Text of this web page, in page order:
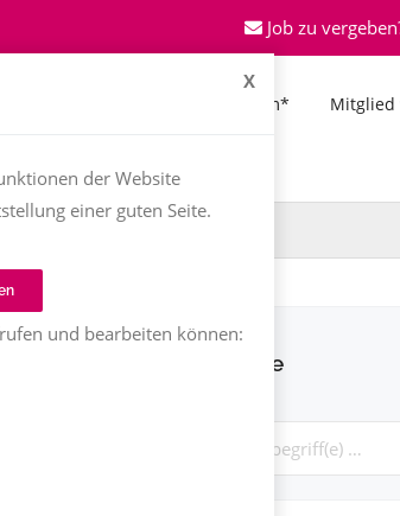
Job zu
*Forum* Mitglied
Suche
X
der Website
einer guten Seite.
und bearbeiten können: